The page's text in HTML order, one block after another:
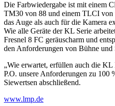
Die Farbwiedergabe ist mit einem
TM30 von 88 und einem TLCI von
das Auge als auch für die Kamera
Wie alle Geräte der KL Serie
Fresnel 8 FC geräuscharm und
den Anforderungen von Bühne und
„Wie erwartet, erfüllen auch die KL
P.O. unsere Anforderungen zu 100
Siewertsen abschließend.
www.lmp.de